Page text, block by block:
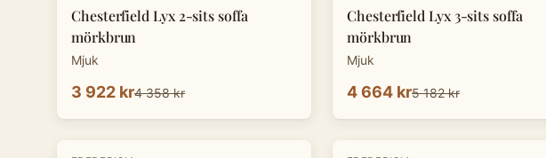
Chesterfield Lyx 2-sits soffa
mörkbrun
Mjuk
3 922 kr4 358 kr
Chesterfield Lyx 3-sits soffa
mörkbrun
Mjuk
4 664 kr5 182 kr